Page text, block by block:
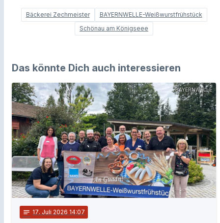
Bäckerei Zechmeister
BAYERNWELLE-Weißwurstfrühstück
Schönau am Königseee
Das könnte Dich auch interessieren
BAYERNWELLE
notes 17. Juli 2026 14:07